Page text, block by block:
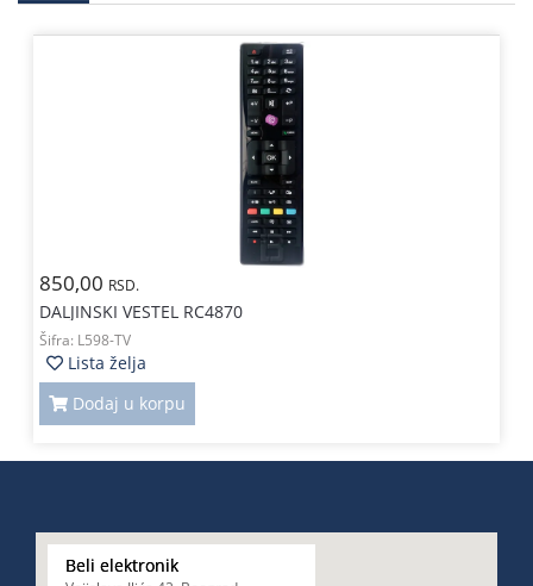
850,00 RSD.
DALJINSKI VESTEL RC4870
Šifra: L598-TV
Lista želja
Dodaj u korpu
Beli elektronik